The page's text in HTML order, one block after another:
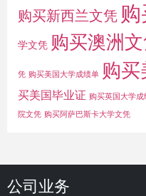
购买新西兰文凭
学文凭 购买澳洲
凭 购买美国大学成绩单 购买
买美国毕业证 购买英国大学成
院文凭 购买阿萨巴斯卡大学文凭
公司业务